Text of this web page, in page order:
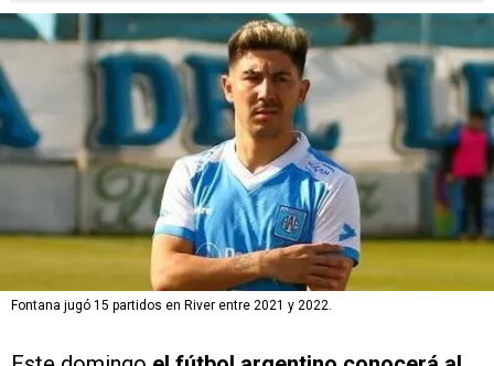
Fontana jugó 15 partidos en River entre 2021 y 2022.